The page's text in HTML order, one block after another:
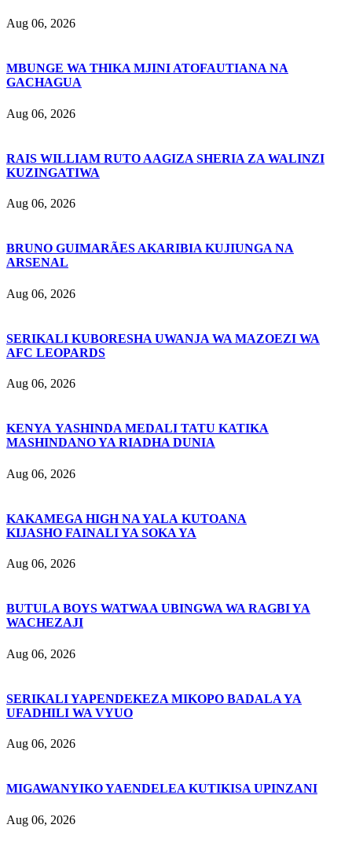
Aug 06, 2026
MBUNGE WA THIKA MJINI ATOFAUTIANA NA
GACHAGUA
Aug 06, 2026
RAIS WILLIAM RUTO AAGIZA SHERIA ZA WALINZI
KUZINGATIWA
Aug 06, 2026
BRUNO GUIMARÃES AKARIBIA KUJIUNGA NA
ARSENAL
Aug 06, 2026
SERIKALI KUBORESHA UWANJA WA MAZOEZI WA
AFC LEOPARDS
Aug 06, 2026
KENYA YASHINDA MEDALI TATU KATIKA
MASHINDANO YA RIADHA DUNIA
Aug 06, 2026
KAKAMEGA HIGH NA YALA KUTOANA
KIJASHO FAINALI YA SOKA YA
Aug 06, 2026
BUTULA BOYS WATWAA UBINGWA WA RAGBI YA
WACHEZAJI
Aug 06, 2026
SERIKALI YAPENDEKEZA MIKOPO BADALA YA
UFADHILI WA VYUO
Aug 06, 2026
MIGAWANYIKO YAENDELEA KUTIKISA UPINZANI
Aug 06, 2026